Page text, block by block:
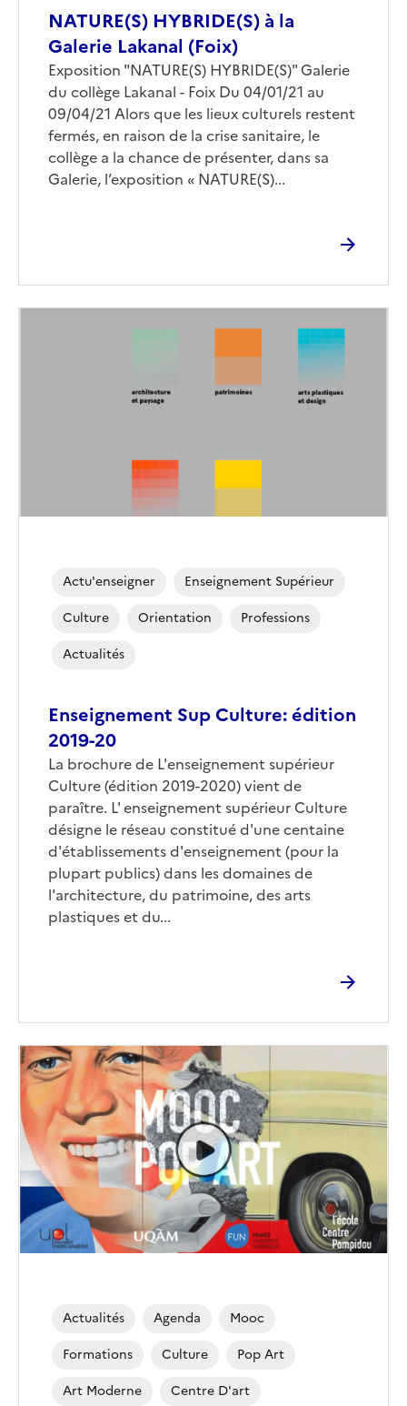
NATURE(S) HYBRIDE(S) à la
Galerie Lakanal (Foix)
Corps
Exposition "NATURE(S) HYBRIDE(S)" Galerie
du collège Lakanal - Foix Du 04/01/21 au
09/04/21 Alors que les lieux culturels restent
fermés, en raison de la crise sanitaire, le
collège a la chance de présenter, dans sa
Galerie, l’exposition « NATURE(S)...
Enseignement Sup Culture: édition
2019-20
La brochure de L'enseignement supérieur
Culture (édition 2019-2020) vient de
paraître. L' enseignement supérieur Culture
désigne le réseau constitué d'une centaine
d'établissements d'enseignement (pour la
plupart publics) dans les domaines de
l'architecture, du patrimoine, des arts
plastiques et du...
Actu'enseigner
Enseignement Supérieur
Culture
Orientation
Professions
Actualités
Actualités Agenda
Mooc
Formations
Culture
Pop Art
Art Moderne
Centre D'art